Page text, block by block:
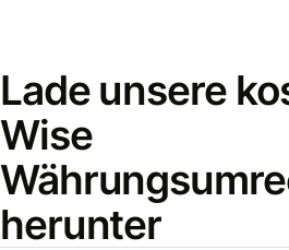
Lade unsere
Wise
herunter